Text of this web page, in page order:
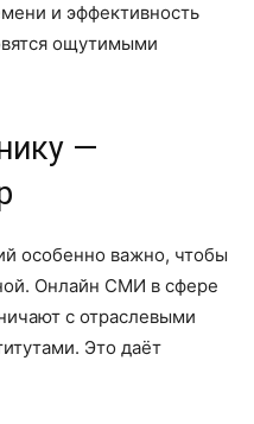
и эффективность
ощутимыми
—
особенно важно, чтобы
Онлайн СМИ в сфере
с отраслевыми
Это даёт